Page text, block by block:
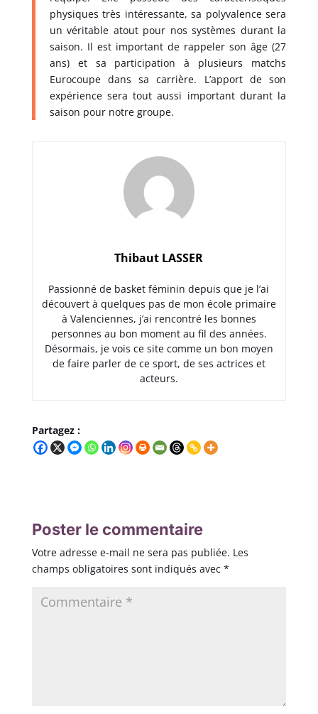
physiques très intéressante, sa polyvalence sera
un véritable atout pour nos systèmes durant la
saison. Il est important de rappeler son âge (27
ans) et sa participation à plusieurs matchs
Eurocoupe dans sa carrière. L’apport de son
expérience sera tout aussi important durant la
saison pour notre groupe.
Thibaut LASSER
Passionné de basket féminin depuis que je l’ai
découvert à quelques pas de mon école primaire
à Valenciennes, j’ai rencontré les bonnes
personnes au bon moment au fil des années.
Désormais, je vois ce site comme un bon moyen
de faire parler de ce sport, de ses actrices et
acteurs.
Partagez :
Poster le commentaire
Votre adresse e-mail ne sera pas publiée. Les
champs obligatoires sont indiqués avec *